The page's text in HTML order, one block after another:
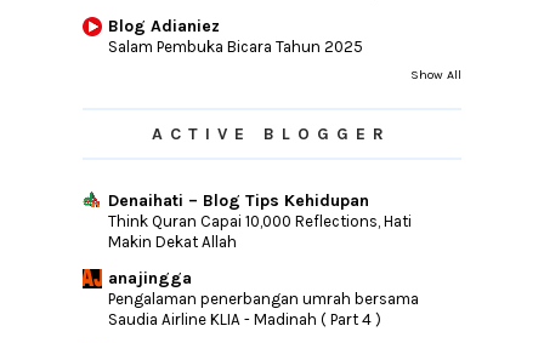
Blog Adianiez
Salam Pembuka Bicara Tahun 2025
Show All
ACTIVE BLOGGER
Denaihati – Blog Tips Kehidupan
Think Quran Capai 10,000 Reflections, Hati
Makin Dekat Allah
anajingga
Pengalaman penerbangan umrah bersama
Saudia Airline KLIA - Madinah ( Part 4 )